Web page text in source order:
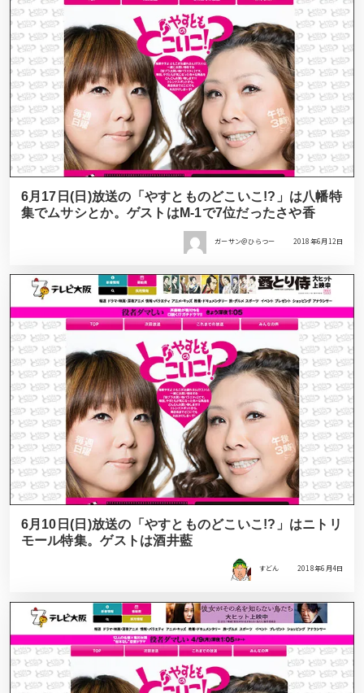
6月17日(日)放送の「やすとものどこいこ!?」は八幡特
集でムサシとか。ゲストはM-1で7位だったさや香
ガーサン＠ひらつー 2018年6月12日
6月10日(日)放送の「やすとものどこいこ!?」はニトリ
モール特集。ゲストは酒井藍
すどん 2018年6月4日